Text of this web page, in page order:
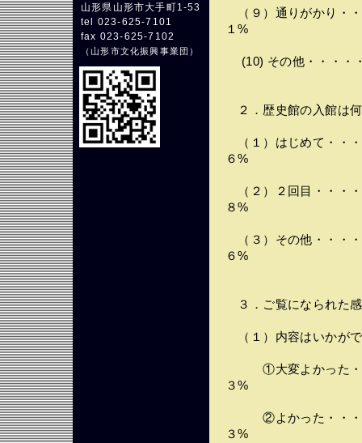
山形県山形市大手町1-53
tel 023-625-7101
fax 023-625-7102
（山形市文化振興事業団 ）
（９）通りがかり・
１%
(10) その他・・・・
２．歴史館の入館は
（１）はじめて・・
６%
（２）２回目・・・
８%
（３）その他・・・
６%
３．ご覧になられた
（１）内容はいかが
①大変よかった・・
３%
②よかった・・・・
３%